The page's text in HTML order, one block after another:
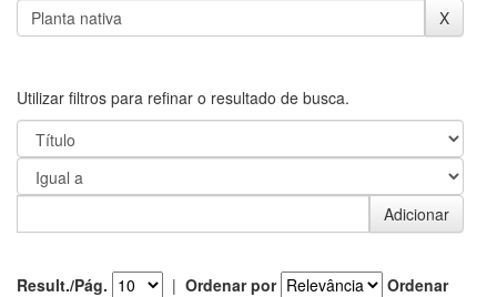
Utilizar filtros para refinar o resultado de busca.
Result./Pág. | Ordenar por
Ordenar